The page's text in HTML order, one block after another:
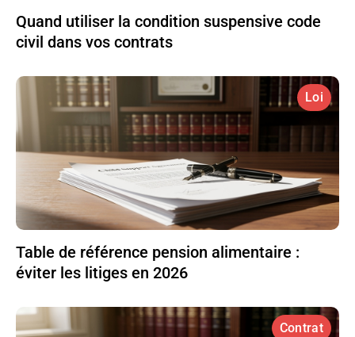
Quand utiliser la condition suspensive code
civil dans vos contrats
Loi
Table de référence pension alimentaire :
éviter les litiges en 2026
Contrat